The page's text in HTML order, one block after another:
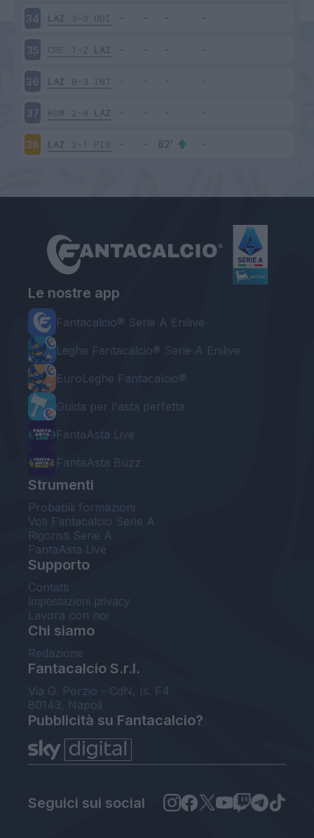
34 LAZ 3-3 UDI
35 CRE 1-2 LAZ
36 LAZ 0-3 INT
37 ROM 2-0 LAZ
38 LAZ 2-1 PIS
Le nostre app
Fantacalcio® Serie A Enilive
Leghe Fantacalcio® Serie A Enilive
EuroLeghe Fantacalcio®
Guida per l'asta perfetta
FantaAsta Live
FantaAsta Buzz
Strumenti
Probabili formazioni
Voti Fantacalcio Serie A
Rigoristi Serie A
FantaAsta Live
Supporto
Contatti
Impostazioni privacy
Lavora con noi
Chi siamo
Redazione
Fantacalcio S.r.l.
Via G. Porzio - CdN, Is. F4
80143, Napoli
Pubblicità su Fantacalcio?
Seguici sui social